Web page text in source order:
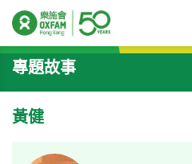
開始主要內容
專題故事
黃健